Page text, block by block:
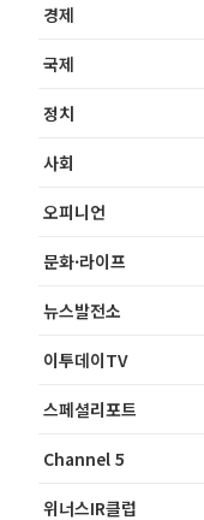
경제
국제
정치
사회
오피니언
문화·라이프
뉴스발전소
이투데이TV
스페셜리포트
Channel 5
위너스IR클럽